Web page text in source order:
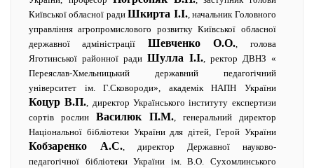
Київської обласної радиШкирта І.І., начальник Головного
управління агропромислового розвитку Київської обласної
державної адміністрації Шевченко О.О., голова
Яготинської районної ради Шулла І.І., ректор ДВНЗ «
Переяслав-Хмельницький державний педагогічний
університет ім. Г.Сковороди», академік НАПН України
Коцур В.П., директор Українського інституту експертизи
сортів рослин Василюк П.М., генеральний директор
Національної бібліотеки України для дітей, Герой України
Кобзаренко А.С., директор Державної науково-
педагогічної бібліотеки України ім. В.О. Сухомлинського